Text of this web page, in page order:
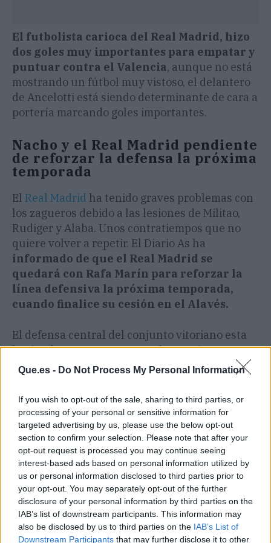
Que.es - Do Not Process My Personal Information
If you wish to opt-out of the sale, sharing to third parties, or
processing of your personal or sensitive information for
targeted advertising by us, please use the below opt-out
section to confirm your selection. Please note that after your
opt-out request is processed you may continue seeing
interest-based ads based on personal information utilized by
us or personal information disclosed to third parties prior to
your opt-out. You may separately opt-out of the further
disclosure of your personal information by third parties on the
IAB’s list of downstream participants. This information may
also be disclosed by us to third parties on the IAB’s List of
Downstream Participants that may further disclose it to other
El futbolista carioca del Real Madrid, hizo
dos goles muy importantes para empatar y
puntuar contra el Valencia, aunque no está
mostrando un fútbol muy vistoso, el delantero
de Ancelotti está siendo determinante de cara a
portería marcando goles importantes.
Nacho y el Real Madrid pendiente
de reforzar la defensa la próxima
temporada
El Real Madrid ha tenido graves problemas con
los zagueros debido a las lesiones de Militao,
Rudiger y Alaba. Unos contratiempos que no
quiere volver a repetir. El Diario As ha
informado de que el Real Madrid se
quedará con Rafa Marín para reforzar la
línea defensiva la próxima temporada,
cuando finalice su cesión en el Alavés.
El defensa central del conjunto vitoriano esta
haciendo una gran temporada en Primera
División, jugando de titular a las órdenes de
pasado mercado de invierno para volver
antes de completar su cesión con el equipo
vasco, ya que Ancelotti se encontró sin
defensas disponibles tras el parón navideño.
Artículo anterior
Sustituto de Bartra en el
Betis es un gigante de
casi 2 metros
Artículo siguiente
El Betis manda un
mensaje demoledor a
Dani Ceballos